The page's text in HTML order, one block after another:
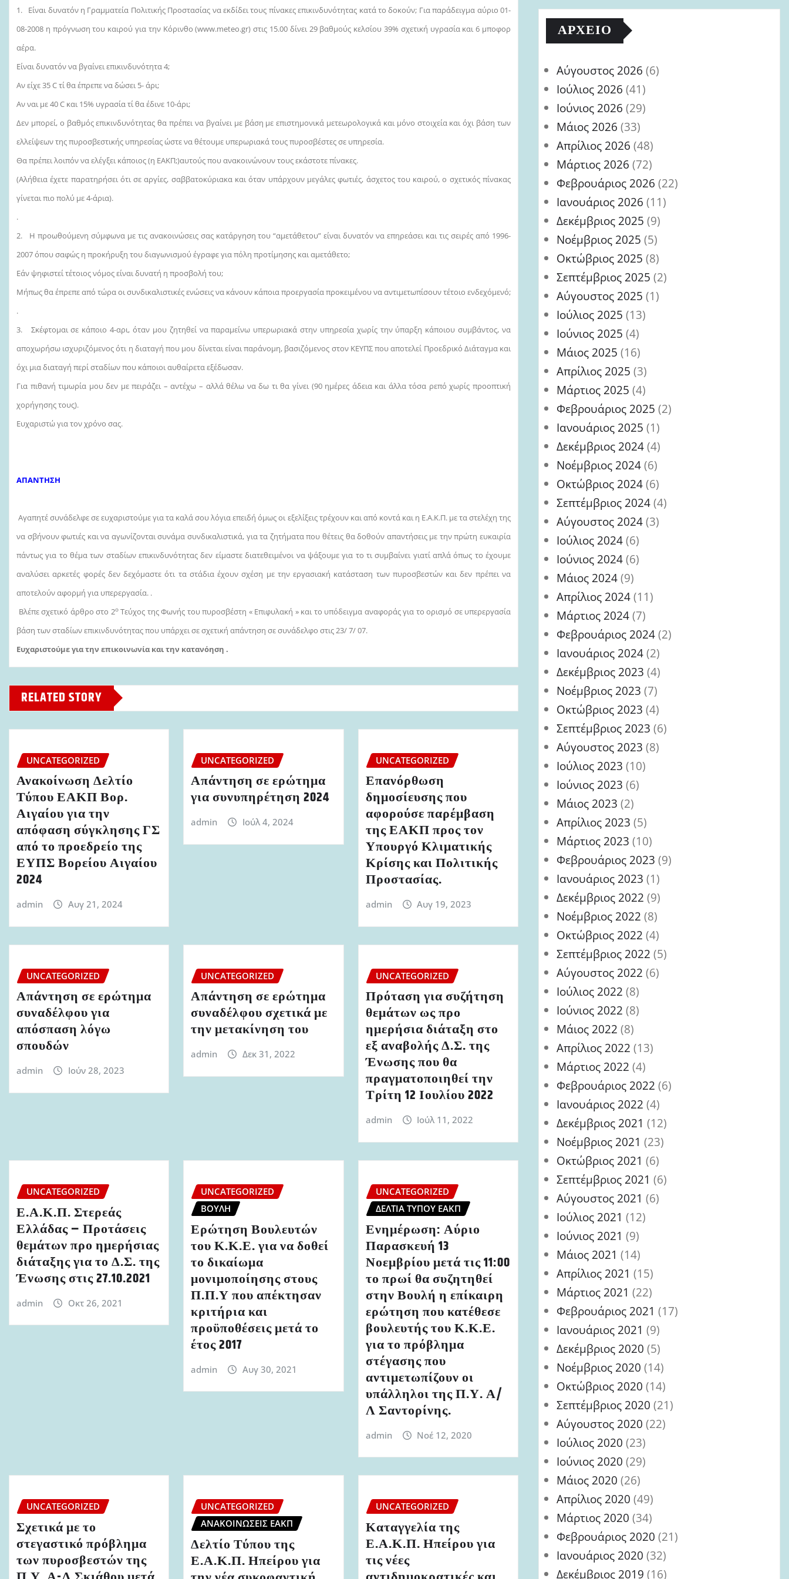
1. Είναι δυνατόν η Γραμματεία Πολιτικής Προστασίας να εκδίδει τους πίνακες επικινδυνότητας κατά το δοκούν; Για παράδειγμα αύριο 01-
08-2008 η πρόγνωση του καιρού για την Κόρινθο (www.meteo.gr) στις 15.00 δίνει 29 βαθμούς κελσίου 39% σχετική υγρασία και 6 μποφορ
αέρα.
Είναι δυνατόν να βγαίνει επικινδυνότητα 4;
Αν είχε 35 C τί θα έπρεπε να δώσει 5- άρι;
Αν ναι με 40 C και 15% υγρασία τί θα έδινε 10-άρι;
Δεν μπορεί, ο βαθμός επικινδυνότητας θα πρέπει να βγαίνει με βάση με επιστημονικά μετεωρολογικά και μόνο στοιχεία και όχι βάση των
ελλείψεων της πυροσβεστικής υπηρεσίας ώστε να θέτουμε υπερωριακά τους πυροσβέστες σε υπηρεσία.
Θα πρέπει λοιπόν να ελέγξει κάποιος (η ΕΑΚΠ;)αυτούς που ανακοινώνουν τους εκάστοτε πίνακες.
(Αλήθεια έχετε παρατηρήσει ότι σε αργίες, σαββατοκύριακα και όταν υπάρχουν μεγάλες φωτιές, άσχετος του καιρού, ο σχετικός πίνακας
γίνεται πιο πολύ με 4-άρια).
.
2. Η προωθούμενη σύμφωνα με τις ανακοινώσεις σας κατάργηση του “αμετάθετου” είναι δυνατόν να επηρεάσει και τις σειρές από 1996-
2007 όπου σαφώς η προκήρυξη του διαγωνισμού έγραφε για πόλη προτίμησης και αμετάθετο;
Εάν ψηφιστεί τέτοιος νόμος είναι δυνατή η προσβολή του;
Μήπως θα έπρεπε από τώρα οι συνδικαλιστικές ενώσεις να κάνουν κάποια προεργασία προκειμένου να αντιμετωπίσουν τέτοιο ενδεχόμενό;
.
3. Σκέφτομαι σε κάποιο 4-αρι, όταν μου ζητηθεί να παραμείνω υπερωριακά στην υπηρεσία χωρίς την ύπαρξη κάποιου συμβάντος, να
αποχωρήσω ισχυριζόμενος ότι η διαταγή που μου δίνεται είναι παράνομη, βασιζόμενος στον ΚΕΥΠΣ που αποτελεί Προεδρικό Διάταγμα και
όχι μια διαταγή περί σταδίων που κάποιοι αυθαίρετα εξέδωσαν.
Για πιθανή τιμωρία μου δεν με πειράζει – αντέχω – αλλά θέλω να δω τι θα γίνει (90 ημέρες άδεια και άλλα τόσα ρεπό χωρίς προοπτική
χορήγησης τους).
Ευχαριστώ για τον χρόνο σας.
ΑΠΑΝΤΗΣΗ
Αγαπητέ συνάδελφε σε ευχαριστούμε για τα καλά σου λόγια επειδή όμως οι εξελίξεις τρέχουν και από κοντά και η Ε.Α.Κ.Π. με τα στελέχη της
να σβήνουν φωτιές και να αγωνίζονται συνάμα συνδικαλιστικά, για τα ζητήματα που θέτεις θα δοθούν απαντήσεις με την πρώτη ευκαιρία
πάντως για το θέμα των σταδίων επικινδυνότητας δεν είμαστε διατεθειμένοι να ψάξουμε για το τι συμβαίνει γιατί απλά όπως το έχουμε
αναλύσει αρκετές φορές δεν δεχόμαστε ότι τα στάδια έχουν σχέση με την εργασιακή κατάσταση των πυροσβεστών και δεν πρέπει να
αποτελούν αφορμή για υπερεργασία. .
Βλέπε σχετικό άρθρο στο 2οΤεύχος της Φωνής του πυροσβέστη « Επιφυλακή » και το υπόδειγμα αναφοράς για το ορισμό σε υπερεργασία
βάση των σταδίων επικινδυνότητας που υπάρχει σε σχετική απάντηση σε συνάδελφο στις 23/ 7/ 07.
Ευχαριστούμε για την επικοινωνία και την κατανόηση .
RELATED STORY
UNCATEGORIZED
Ανακοίνωση Δελτίο
Τύπου ΕΑΚΠ Βορ.
Αιγαίου για την
απόφαση σύγκλησης ΓΣ
από το προεδρείο της
ΕΥΠΣ Βορείου Αιγαίου
2024
admin Αυγ 21, 2024
UNCATEGORIZED
Απάντηση σε ερώτημα
για συνυπηρέτηση 2024
admin Ιούλ 4, 2024
UNCATEGORIZED
Επανόρθωση
δημοσίευσης που
αφορούσε παρέμβαση
της ΕΑΚΠ προς τον
Υπουργό Κλιματικής
Κρίσης και Πολιτικής
Προστασίας.
admin Αυγ 19, 2023
UNCATEGORIZED
Απάντηση σε ερώτημα
συναδέλφου για
απόσπαση λόγω
σπουδών
admin Ιούν 28, 2023
UNCATEGORIZED
Απάντηση σε ερώτημα
συναδέλφου σχετικά με
την μετακίνηση του
admin Δεκ 31, 2022
UNCATEGORIZED
Πρόταση για συζήτηση
θεμάτων ως προ
ημερήσια διάταξη στο
εξ αναβολής Δ.Σ. της
Ένωσης που θα
πραγματοποιηθεί την
Τρίτη 12 Ιουλίου 2022
admin Ιούλ 11, 2022
UNCATEGORIZED
Ε.Α.Κ.Π. Στερεάς
Ελλάδας – Προτάσεις
θεμάτων προ ημερήσιας
διάταξης για το Δ.Σ. της
Ένωσης στις 27.10.2021
admin Οκτ 26, 2021
UNCATEGORIZED
ΒΟΥΛΉ
Ερώτηση Βουλευτών
του Κ.Κ.Ε. για να δοθεί
το δικαίωμα
μονιμοποίησης στους
Π.Π.Υ που απέκτησαν
κριτήρια και
προϋποθέσεις μετά το
έτος 2017
admin Αυγ 30, 2021
UNCATEGORIZED
ΔΕΛΤΊΑ ΤΎΠΟΥ ΕΑΚΠ
Ενημέρωση: Αύριο
Παρασκευή 13
Νοεμβρίου μετά τις 11:00
το πρωί θα συζητηθεί
στην Βουλή η επίκαιρη
ερώτηση που κατέθεσε
βουλευτής του Κ.Κ.Ε.
για το πρόβλημα
στέγασης που
αντιμετωπίζουν οι
υπάλληλοι της Π.Υ. Α/
Λ Σαντορίνης.
admin Νοέ 12, 2020
UNCATEGORIZED
Σχετικά με το
στεγαστικό πρόβλημα
των πυροσβεστών της
UNCATEGORIZED
ΑΝΑΚΟΙΝΏΣΕΙΣ ΕΑΚΠ
Δελτίο Τύπου της
Ε.Α.Κ.Π. Ηπείρου για
UNCATEGORIZED
Καταγγελία της
Ε.Α.Κ.Π. Ηπείρου για
τις νέες
ΑΡΧΕΊΟ
Αύγουστος 2026 (6)
Ιούλιος 2026 (41)
Ιούνιος 2026 (29)
Μάιος 2026 (33)
Απρίλιος 2026 (48)
Μάρτιος 2026 (72)
Φεβρουάριος 2026 (22)
Ιανουάριος 2026 (11)
Δεκέμβριος 2025 (9)
Νοέμβριος 2025 (5)
Οκτώβριος 2025 (8)
Σεπτέμβριος 2025 (2)
Αύγουστος 2025 (1)
Ιούλιος 2025 (13)
Ιούνιος 2025 (4)
Μάιος 2025 (16)
Απρίλιος 2025 (3)
Μάρτιος 2025 (4)
Φεβρουάριος 2025 (2)
Ιανουάριος 2025 (1)
Δεκέμβριος 2024(4)
Νοέμβριος 2024(6)
Οκτώβριος 2024(6)
Σεπτέμβριος 2024(4)
Αύγουστος 2024(3)
Ιούλιος 2024(6)
Ιούνιος 2024(6)
Μάιος 2024(9)
Απρίλιος 2024(11)
Μάρτιος 2024(7)
Φεβρουάριος 2024(2)
Ιανουάριος 2024(2)
Δεκέμβριος 2023 (4)
Νοέμβριος 2023 (7)
Οκτώβριος 2023 (4)
Σεπτέμβριος 2023 (6)
Αύγουστος 2023 (8)
Ιούλιος 2023 (10)
Ιούνιος 2023 (6)
Μάιος 2023 (2)
Απρίλιος 2023 (5)
Μάρτιος 2023 (10)
Φεβρουάριος 2023 (9)
Ιανουάριος 2023 (1)
Δεκέμβριος 2022 (9)
Νοέμβριος 2022 (8)
Οκτώβριος 2022 (4)
Σεπτέμβριος 2022 (5)
Αύγουστος 2022 (6)
Ιούλιος 2022 (8)
Ιούνιος 2022 (8)
Μάιος 2022 (8)
Απρίλιος 2022 (13)
Μάρτιος 2022 (4)
Φεβρουάριος 2022 (6)
Ιανουάριος 2022 (4)
Δεκέμβριος 2021 (12)
Νοέμβριος 2021 (23)
Οκτώβριος 2021 (6)
Σεπτέμβριος 2021 (6)
Αύγουστος 2021 (6)
Ιούλιος 2021 (12)
Ιούνιος 2021 (9)
Μάιος 2021 (14)
Απρίλιος 2021 (15)
Μάρτιος 2021 (22)
Φεβρουάριος 2021 (17)
Ιανουάριος 2021 (9)
Δεκέμβριος 2020 (5)
Νοέμβριος 2020 (14)
Οκτώβριος 2020 (14)
Σεπτέμβριος 2020 (21)
Αύγουστος 2020 (22)
Ιούλιος 2020 (23)
Ιούνιος 2020 (29)
Μάιος 2020 (26)
Απρίλιος 2020 (49)
Μάρτιος 2020 (34)
Φεβρουάριος 2020 (21)
Ιανουάριος 2020 (32)
Δεκέμβριος 2019 (16)